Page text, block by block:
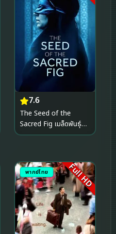
7.6
The Seed of the
Sacred Fig เมล็ดพันธุ์คน
ดีย์ (2024)
พากย์ไทย Full HD